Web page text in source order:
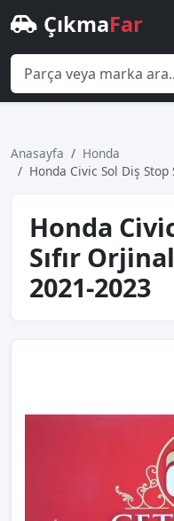
ÇıkmaFar
Anasayfa
Honda
Honda Ci̇vi̇c Sol Diş
Honda
Sıfır
2021-2023